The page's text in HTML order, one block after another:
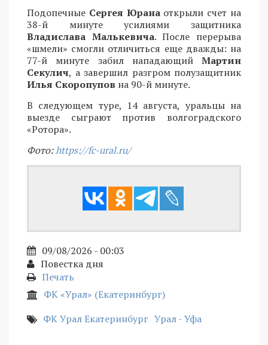
Подопечные Сергея Юрана открыли счет на
38-й минуте усилиями защитника
Владислава Малькевича. После перерыва
«шмели» смогли отличиться еще дважды: на
77-й минуте забил нападающий Мартин
Секулич, а завершил разгром полузащитник
Илья Скоропупов на 90-й минуте.
В следующем туре, 14 августа, уральцы на
выезде сыграют против волгоградского
«Ротора».
Фото:https://fc-ural.ru/
09/08/2026 - 00:03
Повестка дня
Печать
ФК «Урал» (Екатеринбург)
ФК Урал Екатеринбург Урал - Уфа